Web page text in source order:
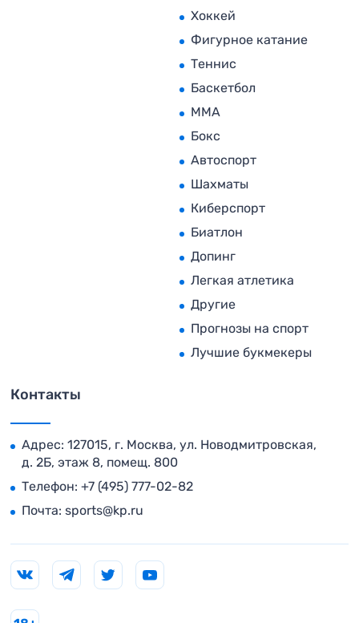
Хоккей
Фигурное катание
Теннис
Баскетбол
MMA
Бокс
Автоспорт
Шахматы
Киберспорт
Биатлон
Допинг
Легкая атлетика
Другие
Прогнозы на спорт
Лучшие букмекеры
Контакты
Адрес: 127015, г. Москва, ул. Новодмитровская,
д. 2Б, этаж 8, помещ. 800
Телефон: +7 (495) 777-02-82
Почта: sports@kp.ru